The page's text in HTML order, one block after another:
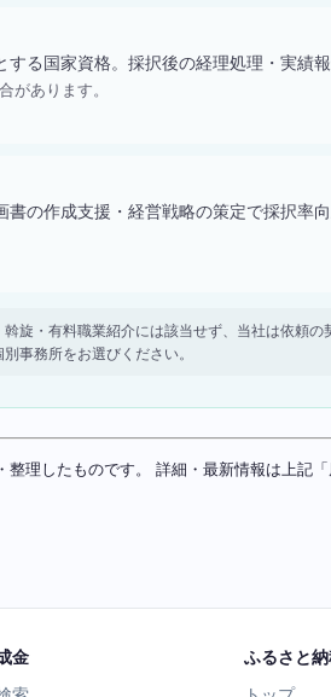
る国家資格。採択後の経理処理・実績報
があります。
の作成支援・経営戦略の策定で採択率向
旋・有料職業紹介には該当せず、当社は依頼
事務所をお選びください。
理したものです。 詳細・最新情報は上記
金 ふるさと